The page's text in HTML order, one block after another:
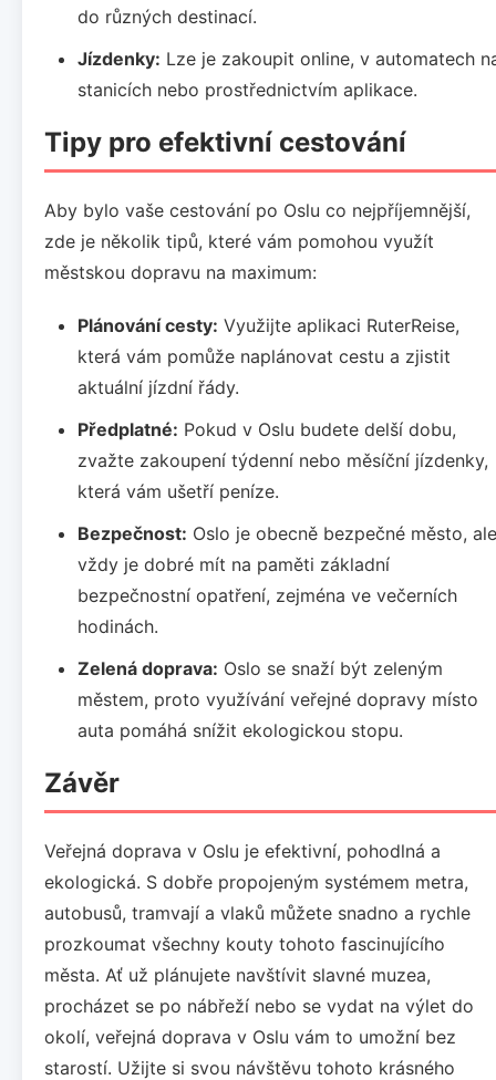
do různých destinací.
Jízdenky: Lze je zakoupit online, v automatech
stanicích nebo prostřednictvím aplikace.
Tipy pro efektivní cestování
Aby bylo vaše cestování po Oslu co nejpříjemnější,
zde je několik tipů, které vám pomohou využít
městskou dopravu na maximum:
Plánování cesty: Využijte aplikaci RuterReise,
která vám pomůže naplánovat cestu a zjistit
aktuální jízdní řády.
Předplatné: Pokud v Oslu budete delší dobu,
zvažte zakoupení týdenní nebo měsíční jízdenky,
která vám ušetří peníze.
Bezpečnost: Oslo je obecně bezpečné město, ale
vždy je dobré mít na paměti základní
bezpečnostní opatření, zejména ve večerních
hodinách.
Zelená doprava: Oslo se snaží být zeleným
městem, proto využívání veřejné dopravy místo
auta pomáhá snížit ekologickou stopu.
Závěr
Veřejná doprava v Oslu je efektivní, pohodlná a
ekologická. S dobře propojeným systémem metra,
autobusů, tramvají a vlaků můžete snadno a rychle
prozkoumat všechny kouty tohoto fascinujícího
města. Ať už plánujete navštívit slavné muzea,
procházet se po nábřeží nebo se vydat na výlet do
okolí, veřejná doprava v Oslu vám to umožní bez
starostí. Užijte si svou návštěvu tohoto krásného